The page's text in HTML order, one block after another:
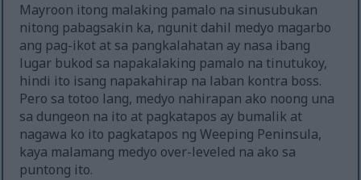
Mayroon itong malaking pamalo na sinusubukan
nitong pabagsakin ka, ngunit dahil medyo magarbo
ang pag-ikot at sa pangkalahatan ay nasa ibang
lugar bukod sa napakalaking pamalo na tinutukoy,
hindi ito isang napakahirap na laban kontra boss.
Pero sa totoo lang, medyo nahirapan ako noong una
sa dungeon na ito at pagkatapos ay bumalik at
nagawa ko ito pagkatapos ng Weeping Peninsula,
kaya malamang medyo over-leveled na ako sa
puntong ito.